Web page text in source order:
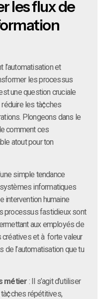
les flux de
l’automatisation et
les processus
une question cruciale
les tà¢ches
Plongeons dans le
comment ces
atout pour ton
simple tendance
systèmes informatiques
intervention humaine
processus fastidieux sont
aux employés de
et à forte valeur
de l’automatisation que tu
métier : Il s’agit d’utiliser
répétitives,